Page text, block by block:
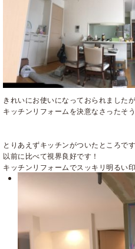
きれいにお使いになっておられました
キッチンリフォームを決意なさったそう
とりあえずキッチンがついたところです
以前に比べて視界良好です！
キッチンリフォームでスッキリ明るい